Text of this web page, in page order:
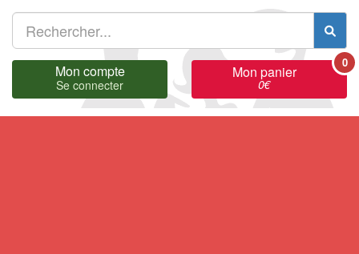
Mon compte
Se connecter
Mon panier
0€
0